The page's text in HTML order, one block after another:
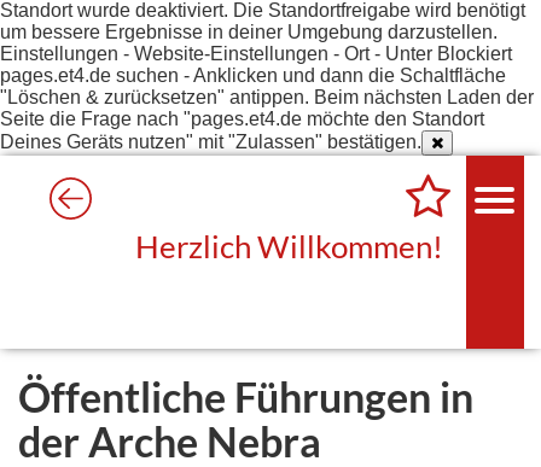
Standort wurde deaktiviert. Die Standortfreigabe wird benötigt
um bessere Ergebnisse in deiner Umgebung darzustellen.
Einstellungen - Website-Einstellungen - Ort - Unter Blockiert
pages.et4.de suchen - Anklicken und dann die Schaltfläche
"Löschen & zurücksetzen" antippen. Beim nächsten Laden der
Seite die Frage nach "pages.et4.de möchte den Standort
Deines Geräts nutzen" mit "Zulassen" bestätigen.
Herzlich Willkommen!
Öffentliche Führungen in
der Arche Nebra